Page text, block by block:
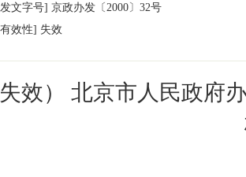
文字号] 京政办发 〔2000〕 32号
效性] 失效
失效） 北京市人民政府